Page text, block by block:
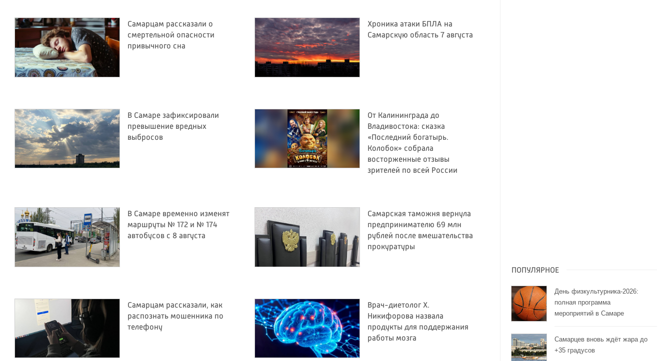
Самарцам рассказали о
смертельной опасности
привычного сна
Хроника атаки БПЛА на
Самарскую область 7 августа
В Самаре зафиксировали
превышение вредных
выбросов
От Калининграда до
Владивостока: сказка
«Последний богатырь.
Колобок» собрала
восторженные отзывы
зрителей по всей России
В Самаре временно изменят
маршруты № 172 и № 174
автобусов с 8 августа
Самарская таможня вернула
предпринимателю 69 млн
рублей после вмешательства
прокуратуры
Самарцам рассказали, как
распознать мошенника по
телефону
Врач-диетолог Х.
Никифорова назвала
продукты для поддержания
работы мозга
ПОПУЛЯРНОЕ
День физкультурника-2026:
полная программа
мероприятий в Самаре
Самарцев вновь ждёт жара до
+35 градусов